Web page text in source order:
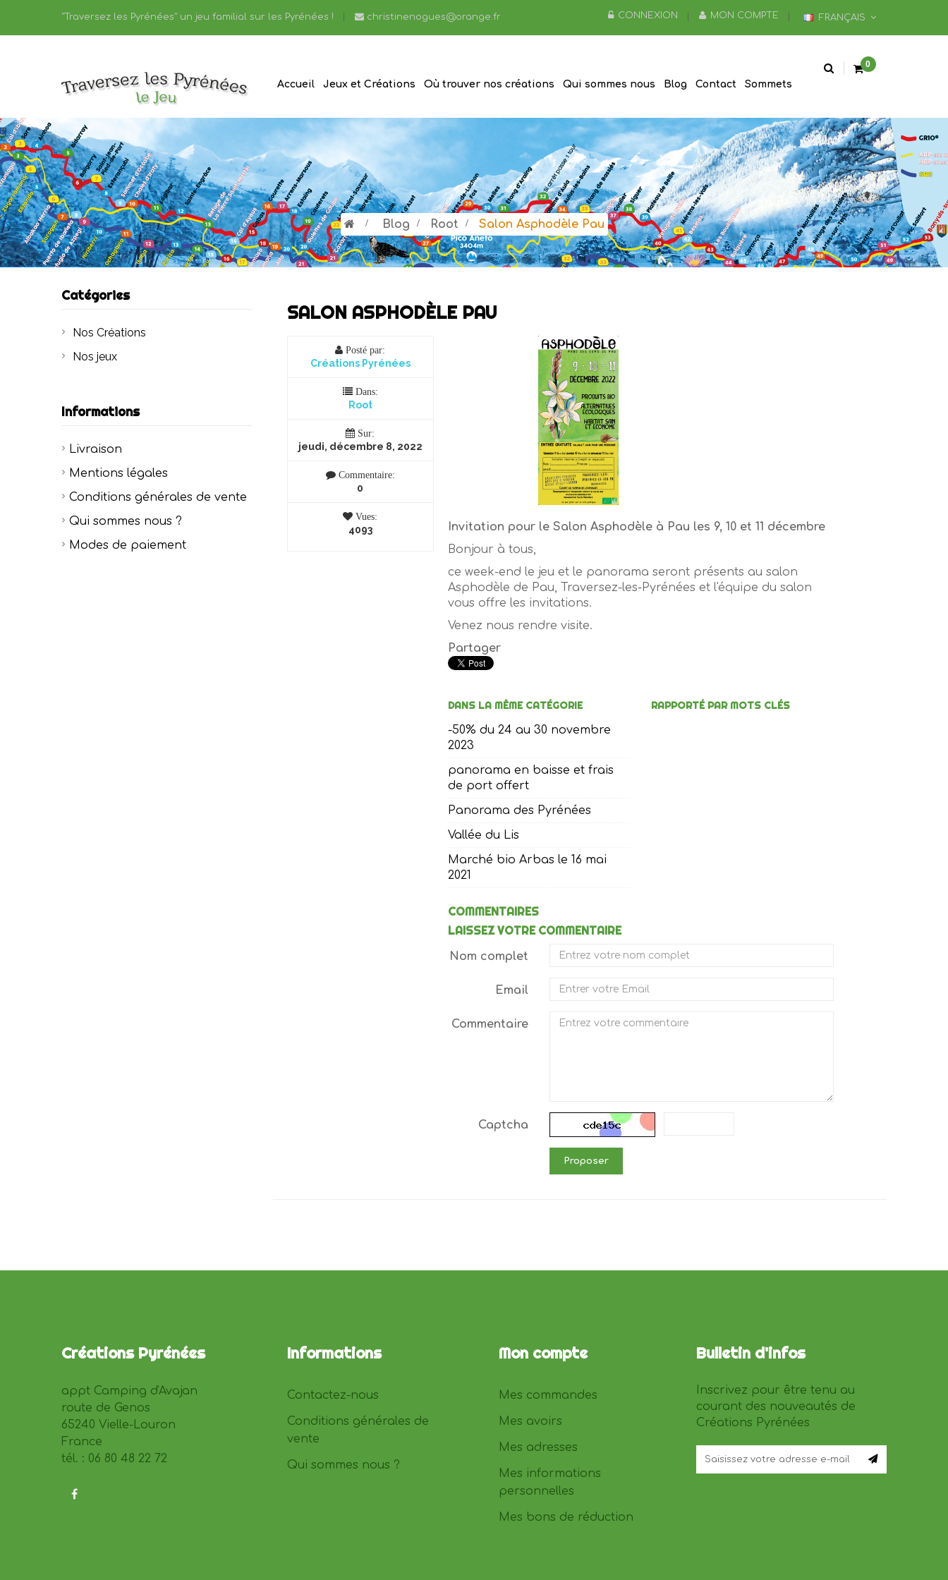
FRANÇAIS
CONNEXION MON COMPTE
"Traversez les Pyrénées" un jeu familial sur les Pyrénées ! christinenogues@orange.fr
Accueil Jeux et Créations Où trouver nos créations Qui sommes nous Blog Contact Sommets
0
> Blog > Root > Salon Asphodèle Pau
Catégories
Nos Créations
Nos jeux
Informations
Livraison
Mentions légales
Conditions générales de vente
Qui sommes nous ?
Modes de paiement
SALON ASPHODÈLE PAU
Posté par:
Créations Pyrénées
Dans:
Root
Sur:
jeudi, décembre 8, 2022
Commentaire:
0
Vues:
4093
Invitation pour le Salon Asphodèle à Pau les 9, 10 et 11 décembre
Bonjour à tous,
ce week-end le jeu et le panorama seront présents au salon
Asphodèle de Pau, Traversez-les-Pyrénées et l'équipe du salon
vous offre les invitations.
Venez nous rendre visite.
Partager
DANS LA MÊME CATÉGORIE
-50% du 24 au 30 novembre
2023
panorama en baisse et frais
de port offert
Panorama des Pyrénées
Vallée du Lis
Marché bio Arbas le 16 mai
2021
RAPPORTÉ PAR MOTS CLÉS
COMMENTAIRES
LAISSEZ VOTRE COMMENTAIRE
Nom complet
Email
Commentaire
Captcha
Proposer
Créations Pyrénées
appt Camping d'Avajan
route de Genos
65240 Vielle-Louron
France
tél. : 06 80 48 22 72
Informations
Contactez-nous
Conditions générales de
vente
Qui sommes nous ?
Mon compte
Mes commandes
Mes avoirs
Mes adresses
Mes informations
personnelles
Mes bons de réduction
Bulletin d'infos
Inscrivez pour être tenu au
courant des nouveautés de
Créations Pyrénées